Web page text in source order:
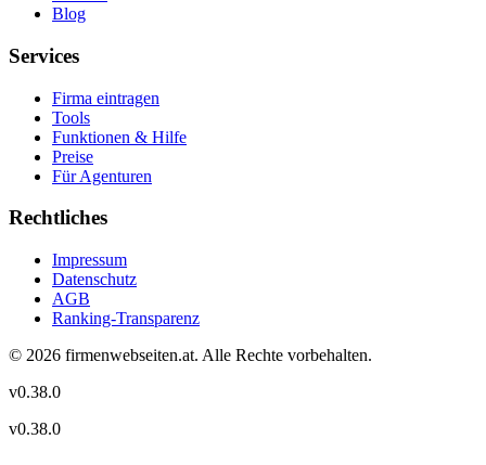
Blog
Services
Firma eintragen
Tools
Funktionen & Hilfe
Preise
Für Agenturen
Rechtliches
Impressum
Datenschutz
AGB
Ranking-Transparenz
© 2026 firmenwebseiten.at. Alle Rechte vorbehalten.
v0.38.0
v0.38.0